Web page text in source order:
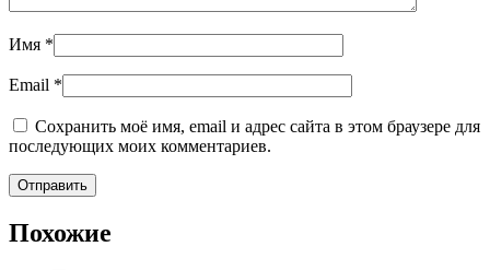
Имя *
Email *
Сохранить моё имя, email и адрес сайта в этом браузере для
последующих моих комментариев.
Похожие